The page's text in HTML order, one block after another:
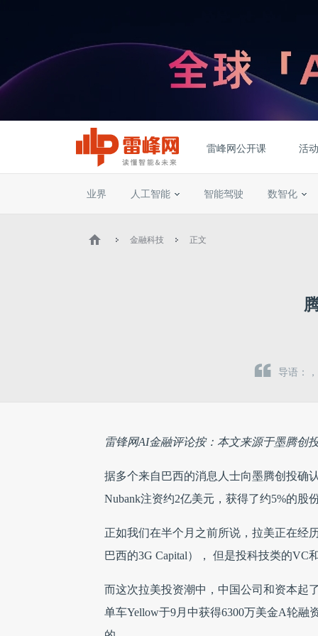
雷峰网公开课 活
业界 人工智能 智能驾驶 数智化
金融科技 正文
导语：
雷锋网AI金融评论按：本文来源于墨腾创
据多个来自巴西的消息人士向墨腾创投确
Nubank注资约2亿美元，获得了约5%的股
正如我们在半个月之前所说，拉美正在经
巴西的3G Capital）， 但是投科技类的
而这次拉美投资潮中，中国公司和资本起
单车Yellow于9月中获得6300万美金A轮